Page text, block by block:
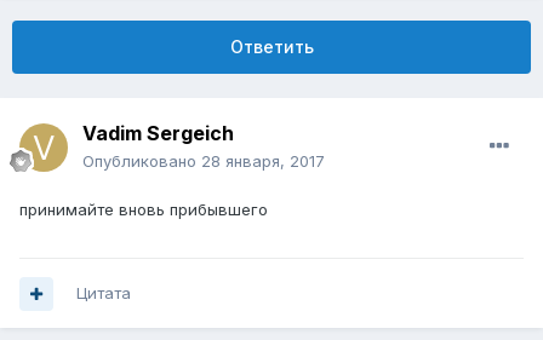
Ответить
Vadim Sergeich
Опубликовано 28 января, 2017
принимайте вновь прибывшего
Цитата